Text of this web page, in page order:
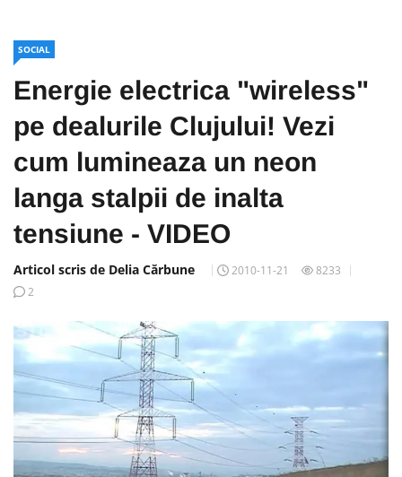
SOCIAL
Energie electrica "wireless"
pe dealurile Clujului! Vezi
cum lumineaza un neon
langa stalpii de inalta
tensiune - VIDEO
Articol scris de Delia Cărbune 2010-11-21
8233
2